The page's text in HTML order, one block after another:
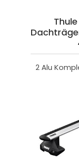
2 Alu